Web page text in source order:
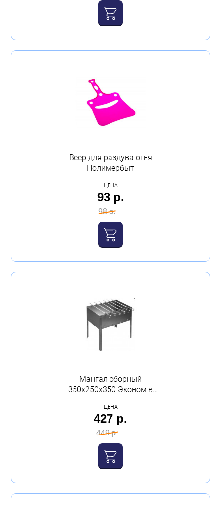
Веер для раздува огня
Полимербыт
ЦЕНА
93 р.
98 р.
Мангал сборный
350х250х350 Эконом в
шампуров
ЦЕНА
427 р.
449 р.